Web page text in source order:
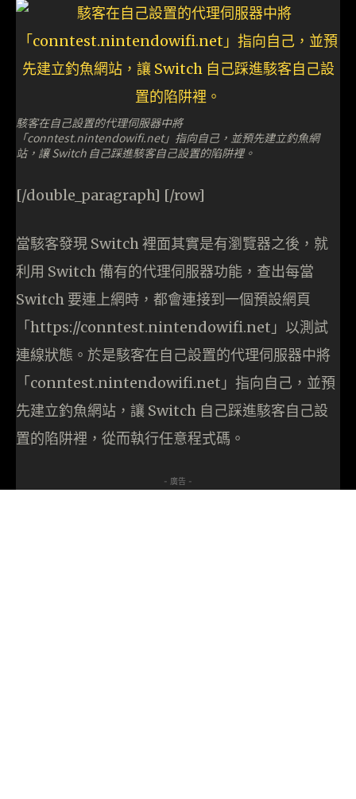
駭客在自己設置的代理伺服器中將
「conntest.nintendowifi.net」指向自己，並預先建立釣魚網
站，讓 Switch 自己踩進駭客自己設置的陷阱裡。
[/double_paragraph] [/row]
當駭客發現 Switch 裡面其實是有瀏覽器之後，就
利用 Switch 備有的代理伺服器功能，查出每當
Switch 要連上網時，都會連接到一個預設網頁
「https://conntest.nintendowifi.net」以測試
連線狀態。於是駭客在自己設置的代理伺服器中將
「conntest.nintendowifi.net」指向自己，並預
先建立釣魚網站，讓 Switch 自己踩進駭客自己設
置的陷阱裡，從而執行任意程式碼。
- 廣告 -